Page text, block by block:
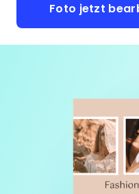
Foto jetzt